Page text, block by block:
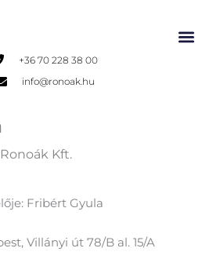
+36 70 228 38 00
info@ronoak.hu
Kft.
Fribért Gyula
Villányi út 78/B al. 15/A